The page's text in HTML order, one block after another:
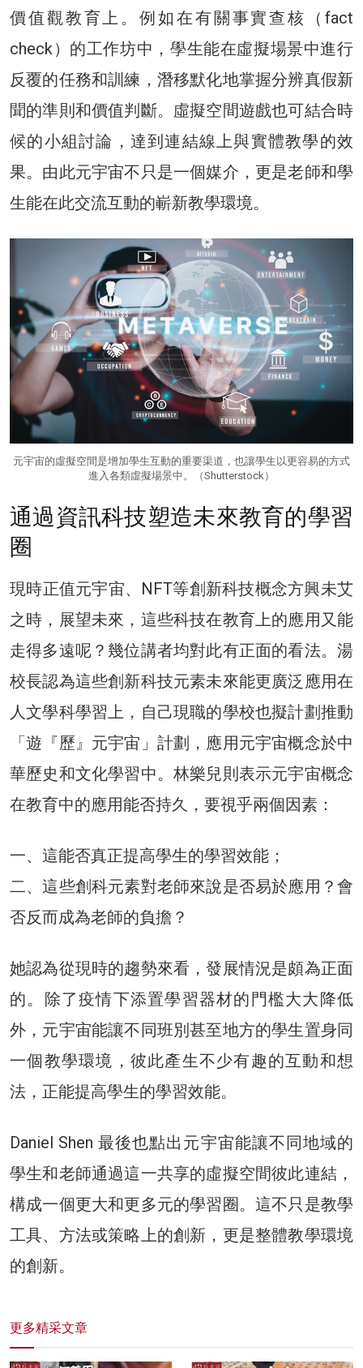
價值觀教育上。例如在有關事實查核（fact
check）的工作坊中，學生能在虛擬場景中進行
反覆的任務和訓練，潛移默化地掌握分辨真假新
聞的準則和價值判斷。虛擬空間遊戲也可結合時
候的小組討論，達到連結線上與實體教學的效
果。由此元宇宙不只是一個媒介，更是老師和學
生能在此交流互動的嶄新教學環境。
元宇宙的虛擬空間是增加學生互動的重要渠道，也讓學生以更容易的方式
進入各類虛擬場景中。（Shutterstock）
通過資訊科技塑造未來教育的學習
圈
現時正值元宇宙、NFT等創新科技概念方興未艾
之時，展望未來，這些科技在教育上的應用又能
走得多遠呢？幾位講者均對此有正面的看法。湯
校長認為這些創新科技元素未來能更廣泛應用在
人文學科學習上，自己現職的學校也擬計劃推動
「遊『歷』元宇宙」計劃，應用元宇宙概念於中
華歷史和文化學習中。林樂兒則表示元宇宙概念
在教育中的應用能否持久，要視乎兩個因素：
一、這能否真正提高學生的學習效能；
二、這些創科元素對老師來說是否易於應用？會
否反而成為老師的負擔？
她認為從現時的趨勢來看，發展情況是頗為正面
的。除了疫情下添置學習器材的門檻大大降低
外，元宇宙能讓不同班別甚至地方的學生置身同
一個教學環境，彼此產生不少有趣的互動和想
法，正能提高學生的學習效能。
Daniel Shen 最後也點出元宇宙能讓不同地域的
學生和老師通過這一共享的虛擬空間彼此連結，
構成一個更大和更多元的學習圈。這不只是教學
工具、方法或策略上的創新，更是整體教學環境
的創新。
更多精采文章